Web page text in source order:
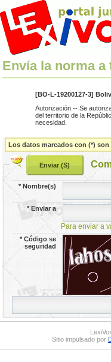
Envía la norma a
[BO-L-19200127-3]
Autorización.-- Se
del territorio de la
necesidad.
Los datos marcados con (*)
*Nombre(s)
*Enviar a
Para enviar a
*Código se
seguridad
Sitio impulsado por